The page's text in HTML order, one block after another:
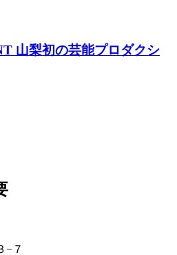
山梨初の芸能プロダクシ
−７